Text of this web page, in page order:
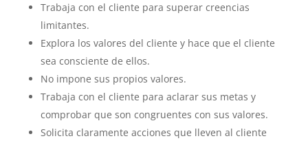
Trabaja con el cliente para superar creencias
limitantes.
Explora los valores del cliente y hace que el cliente
sea consciente de ellos.
No impone sus propios valores.
Trabaja con el cliente para aclarar sus metas y
comprobar que son congruentes con sus valores.
Solicita claramente acciones que lleven al cliente